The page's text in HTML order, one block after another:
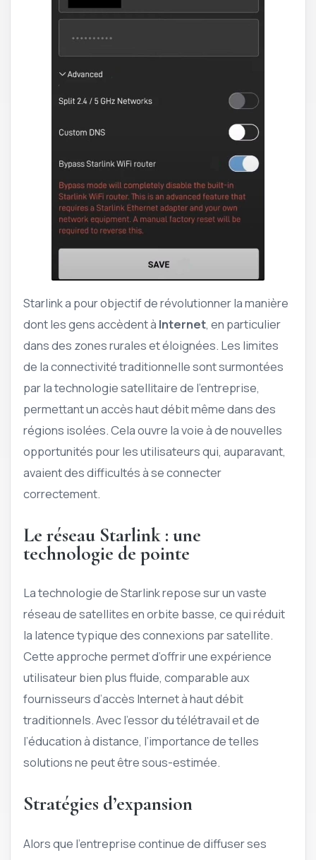
Starlink a pour objectif de révolutionner la manière
dont les gens accèdent à Internet, en particulier
dans des zones rurales et éloignées. Les limites
de la connectivité traditionnelle sont surmontées
par la technologie satellitaire de l’entreprise,
permettant un accès haut débit même dans des
régions isolées. Cela ouvre la voie à de nouvelles
opportunités pour les utilisateurs qui, auparavant,
avaient des difficultés à se connecter
correctement.
Le réseau Starlink : une
technologie de pointe
La technologie de Starlink repose sur un vaste
réseau de satellites en orbite basse, ce qui réduit
la latence typique des connexions par satellite.
Cette approche permet d’offrir une expérience
utilisateur bien plus fluide, comparable aux
fournisseurs d’accès Internet à haut débit
traditionnels. Avec l’essor du télétravail et de
l’éducation à distance, l’importance de telles
solutions ne peut être sous-estimée.
Stratégies d’expansion
Alors que l’entreprise continue de diffuser ses